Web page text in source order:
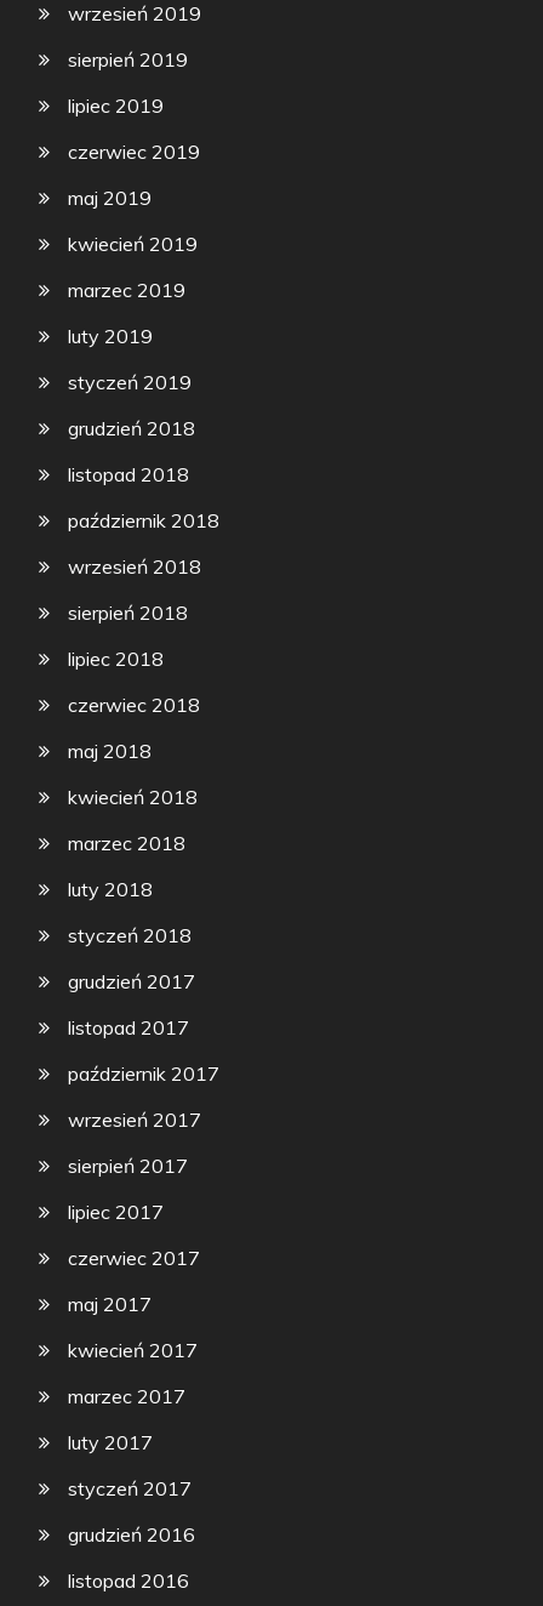
wrzesień 2019
sierpień 2019
lipiec 2019
czerwiec 2019
maj 2019
kwiecień 2019
marzec 2019
luty 2019
styczeń 2019
grudzień 2018
listopad 2018
październik 2018
wrzesień 2018
sierpień 2018
lipiec 2018
czerwiec 2018
maj 2018
kwiecień 2018
marzec 2018
luty 2018
styczeń 2018
grudzień 2017
listopad 2017
październik 2017
wrzesień 2017
sierpień 2017
lipiec 2017
czerwiec 2017
maj 2017
kwiecień 2017
marzec 2017
luty 2017
styczeń 2017
grudzień 2016
listopad 2016